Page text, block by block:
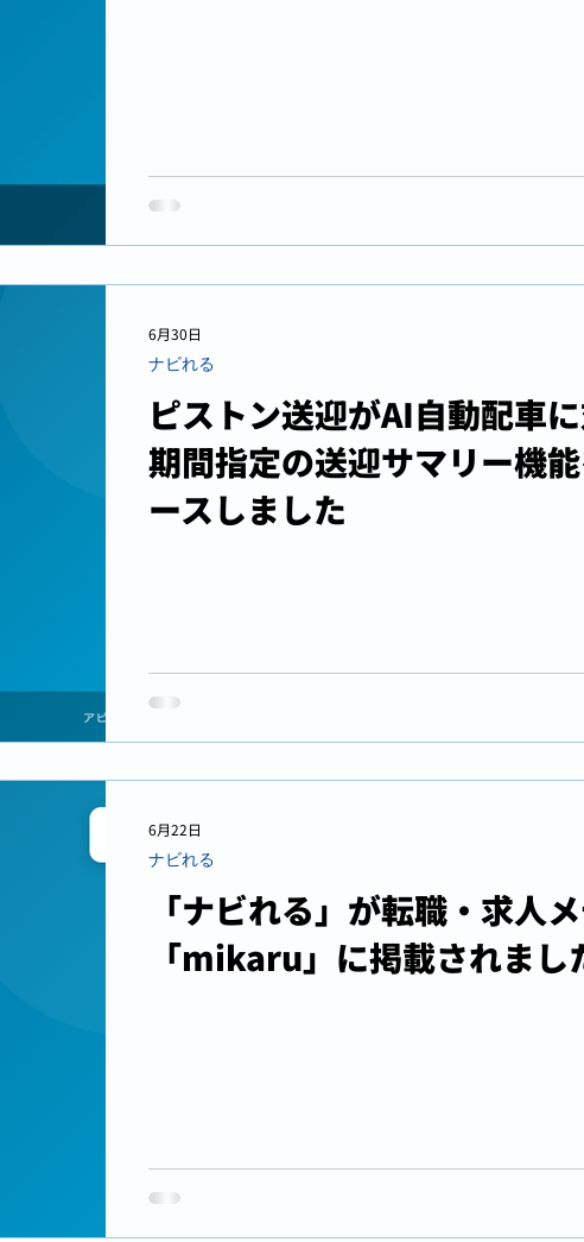
ピストン送迎がAI自動配車
期間指定の送迎サマリー機
ースしました
ナビれる
6月30日
「ナビれる」が転職・求人
「mikaru」に掲載されまし
ナビれる
6月22日